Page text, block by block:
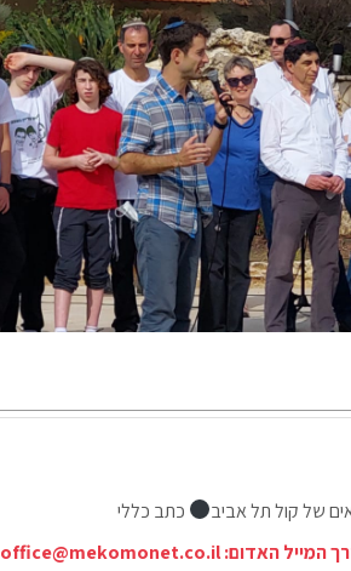
של קול תל אביב
כתב כללי
המייל האדום:office@mekomonet.co.il